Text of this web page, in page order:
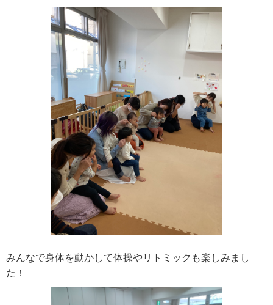
みんなで身体を動かして体操やリトミックも楽しみまし
た！